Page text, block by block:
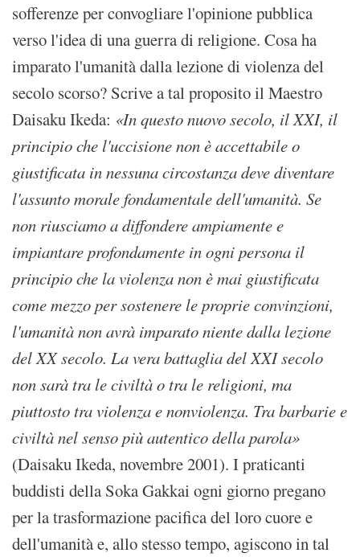
sofferenze per convogliare l'opinione pubblica
verso l'idea di una guerra di religione. Cosa ha
imparato l'umanità dalla lezione di violenza del
secolo scorso? Scrive a tal proposito il Maestro
Daisaku Ikeda: «In questo nuovo secolo, il XXI, il
principio che l'uccisione non è accettabile o
giustificata in nessuna circostanza deve diventare
l'assunto morale fondamentale dell'umanità. Se
non riusciamo a diffondere ampiamente e
impiantare profondamente in ogni persona il
principio che la violenza non è mai giustificata
come mezzo per sostenere le proprie convinzioni,
l'umanità non avrà imparato niente dalla lezione
del XX secolo. La vera battaglia del XXI secolo
non sarà tra le civiltà o tra le religioni, ma
piuttosto tra violenza e nonviolenza. Tra barbarie e
civiltà nel senso più autentico della parola»
(Daisaku Ikeda, novembre 2001). I praticanti
buddisti della Soka Gakkai ogni giorno pregano
per la trasformazione pacifica del loro cuore e
dell'umanità e, allo stesso tempo, agiscono in tal